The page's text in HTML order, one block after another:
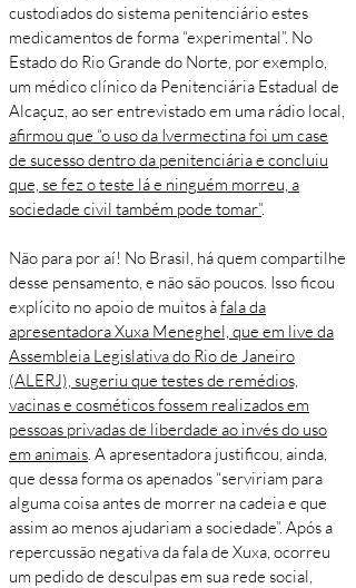
custodiados do sistema penitenciário estes
medicamentos de forma “experimental”. No
Estado do Rio Grande do Norte, por exemplo,
um médico clínico da Penitenciária Estadual de
Alcaçuz, ao ser entrevistado em uma rádio local,
afirmou que “o uso da Ivermectina foi um case
de sucesso dentro da penitenciária e concluiu
que, se fez o teste lá e ninguém morreu, a
sociedade civil também pode tomar”.
Não para por aí! No Brasil, há quem compartilhe
desse pensamento, e não são poucos. Isso ficou
explícito no apoio de muitos àfala da
apresentadora Xuxa Meneghel, que em live da
Assembleia Legislativa do Rio de Janeiro
(ALERJ), sugeriu que testes de remédios,
vacinas e cosméticos fossem realizados em
pessoas privadas de liberdade ao invés do uso
em animais. A apresentadora justificou, ainda,
que dessa forma os apenados “serviriam para
alguma coisa antes de morrer na cadeia e que
assim ao menos ajudariam a sociedade”. Após a
repercussão negativa da fala de Xuxa, ocorreu
um pedido de desculpas em sua rede social,